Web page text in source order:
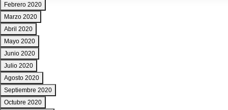
Febrero 2020
Marzo 2020
Abril 2020
Mayo 2020
Junio 2020
Julio 2020
Agosto 2020
Septiembre 2020
Octubre 2020